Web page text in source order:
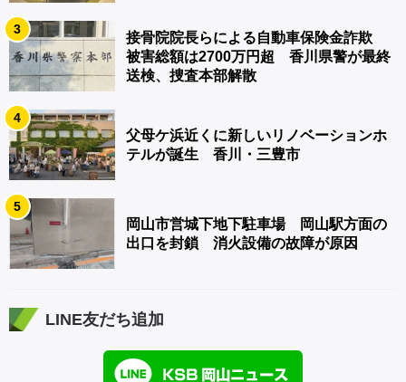
3
接骨院院長らによる自動車保険金詐欺
被害総額は2700万円超 香川県警が最終
送検、捜査本部解散
4
父母ケ浜近くに新しいリノベーションホ
テルが誕生 香川・三豊市
5
岡山市営城下地下駐車場 岡山駅方面の
出口を封鎖 消火設備の故障が原因
LINE友だち追加